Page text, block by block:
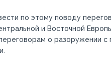
по этому поводу
и Восточной
о разоружении с